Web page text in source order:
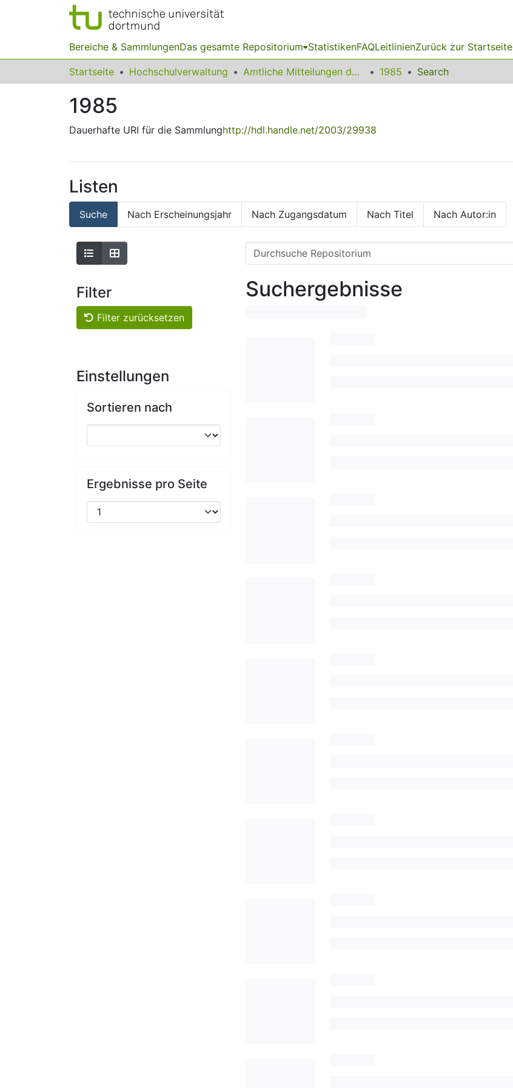
Bereiche & SammlungenDas gesamte Repositorium StatistikenFAQLeitlinienZurück zur Startseite
Startseite Hochschulverwaltung Amtliche Mitteilungen der Technischen Universität Dortmund 1985 Search
1985
Dauerhafte URI für die Sammlunghttp://hdl.handle.net/2003/29938
Listen
Suche Nach Erscheinungsjahr Nach Zugangsdatum Nach Titel Nach Autor:in
Filter
Filter zurücksetzen
Einstellungen
Sortieren nach
Ergebnisse pro Seite
Suchergebnisse